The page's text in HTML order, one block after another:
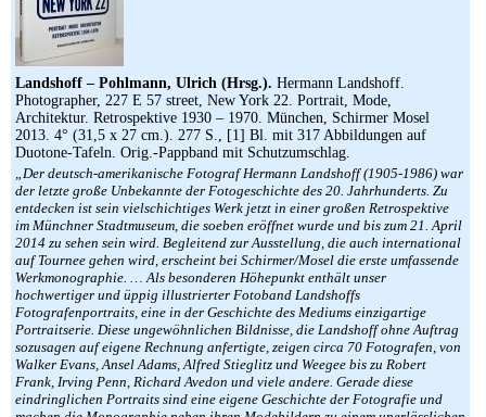
Landshoff – Pohlmann, Ulrich (Hrsg.). Hermann Landshoff.
Photographer, 227 E 57 street, New York 22. Portrait, Mode,
Architektur. Retrospektive 1930 – 1970. München, Schirmer Mosel
2013. 4° (31,5 x 27 cm.). 277 S., [1] Bl. mit 317 Abbildungen auf
Duotone-Tafeln. Orig.-Pappband mit Schutzumschlag.
„Der deutsch-amerikanische Fotograf Hermann Landshoff (1905-1986) war
der letzte große Unbekannte der Fotogeschichte des 20. Jahrhunderts. Zu
entdecken ist sein vielschichtiges Werk jetzt in einer großen Retrospektive
im Münchner Stadtmuseum, die soeben eröffnet wurde und bis zum 21. April
2014 zu sehen sein wird. Begleitend zur Ausstellung, die auch international
auf Tournee gehen wird, erscheint bei Schirmer/Mosel die erste umfassende
Werkmonographie. … Als besonderen Höhepunkt enthält unser
hochwertiger und üppig illustrierter Fotoband Landshoffs
Fotografenportraits, eine in der Geschichte des Mediums einzigartige
Portraitserie. Diese ungewöhnlichen Bildnisse, die Landshoff ohne Auftrag
sozusagen auf eigene Rechnung anfertigte, zeigen circa 70 Fotografen, von
Walker Evans, Ansel Adams, Alfred Stieglitz und Weegee bis zu Robert
Frank, Irving Penn, Richard Avedon und viele andere. Gerade diese
eindringlichen Portraits sind eine eigene Geschichte der Fotografie und